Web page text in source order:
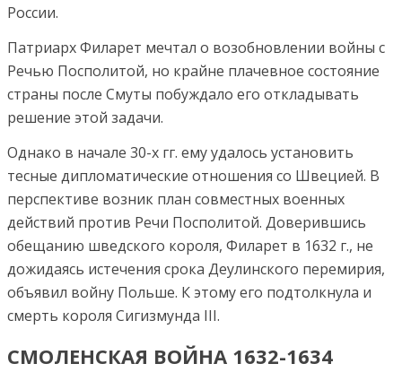
России.
Патриарх Филарет мечтал о возобновлении войны с
Речью Посполитой, но крайне плачевное состояние
страны после Смуты побуждало его откладывать
решение этой задачи.
Однако в начале 30-х гг. ему удалось установить
тесные дипломатические отношения со Швецией. В
перспективе возник план совместных военных
действий против Речи Посполитой. Доверившись
обещанию шведского короля, Филарет в 1632 г., не
дожидаясь истечения срока Деулинского перемирия,
объявил войну Польше. К этому его подтолкнула и
смерть короля Сигизмунда III.
СМОЛЕНСКАЯ ВОЙНА 1632-1634